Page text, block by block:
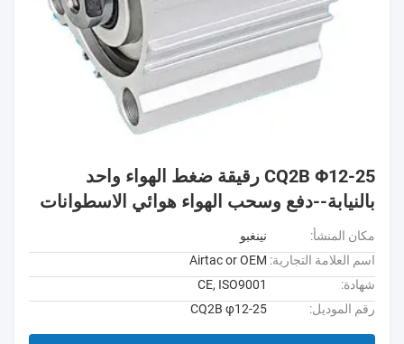
CQ2B Φ12-25 رقيقة ضغط الهواء واحد
بالنيابة--دفع وسحب الهواء هوائي الاسطوانات
مكان المنشأ:
نينغبو
اسم العلامة التجارية: Airtac or OEM
شهادة:
CE, ISO9001
رقم الموديل:
CQ2B φ12-25